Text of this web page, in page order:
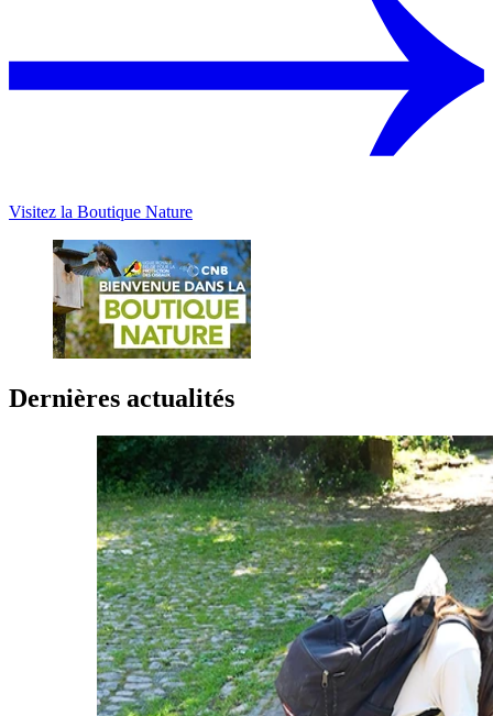
Visitez la Boutique Nature
Dernières actualités